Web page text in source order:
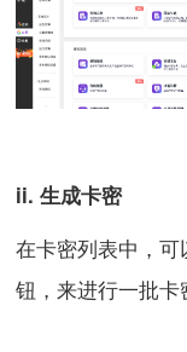
ii. 生成卡密
在卡密列表中，可
钮，来进行一批卡